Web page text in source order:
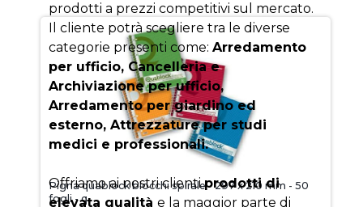
Pigna quablock blocchi spirale - 297 x 210 mm - 50
fogli - q
prodotti a prezzi competitivi sul mercato.
Il cliente potrà scegliere tra le diverse
categorie presenti come: Arredamento
per ufficio, Cancelleria e
Archiviazione per ufficio,
Arredamento per giardino ed
esterno, Attrezzature per studi
medici e professionali.
Offriamo ai nostri clientiprodotti di
elevata qualità e la maggior parte di